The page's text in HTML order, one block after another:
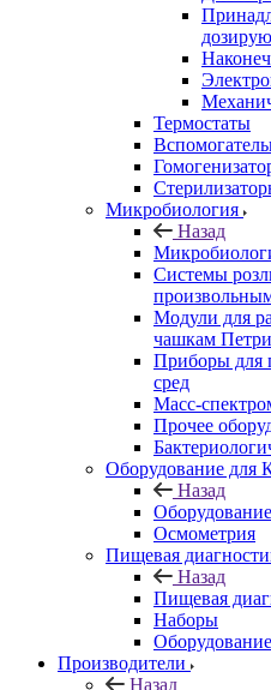
Термостаты
Микробиология
Назад
Системы
Модули для
чашкам Петри
Приборы для
сред
Масс-
Прочее
Оборудование для
Назад
Осмометрия
Пищевая
Назад
Пищевая
Наборы
Оборудование
Производители
Назад